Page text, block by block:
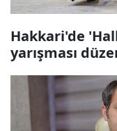
Hakkari'de
yarışması